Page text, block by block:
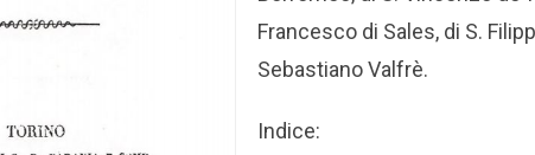
Francesco di Sales, di S.
Sebastiano Valfrè.
Indice: